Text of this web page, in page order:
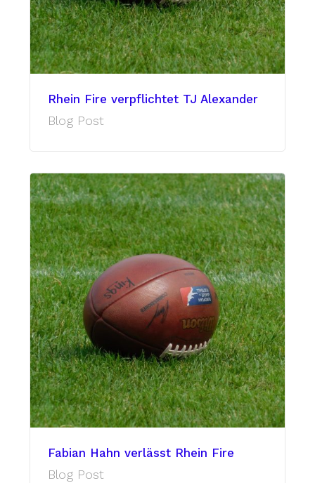
Rhein Fire verpflichtet TJ Alexander
Blog Post
Fabian Hahn verlässt Rhein Fire
Blog Post